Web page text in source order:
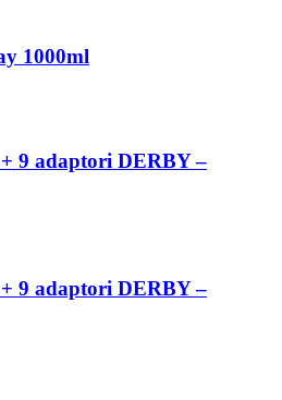
1000ml
9 adaptori DERBY –
9 adaptori DERBY –